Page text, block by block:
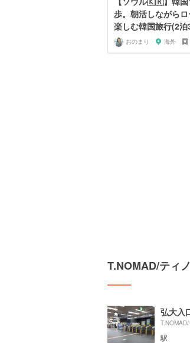
歩。朝活しながら
楽しむ韓国旅行(2泊
おのまり 海外
T.NOMAD/ティノ
T.NOMAD/
駅